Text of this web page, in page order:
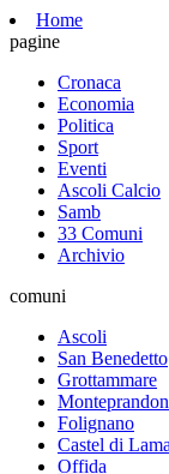
Home
pagine
Cronaca
Economia
Politica
Sport
Eventi
Ascoli Calcio
Samb
33 Comuni
Archivio
comuni
Ascoli
San Benedetto
Grottammare
Folignano
Castel di Lama
Offida